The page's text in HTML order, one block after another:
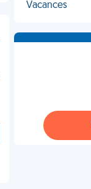
Vacances